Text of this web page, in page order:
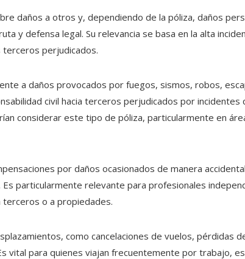
daños a otros y, dependiendo de la póliza, daños
y defensa legal. Su relevancia se basa en la alta
terceros perjudicados.
a daños provocados por fuegos, sismos, robos,
civil hacia terceros perjudicados por incidentes
considerar este tipo de póliza, particularmente en
por daños ocasionados de manera
particularmente relevante para profesionales
terceros o a propiedades.
como cancelaciones de vuelos, pérdidas
vital para quienes viajan frecuentemente por trabajo,